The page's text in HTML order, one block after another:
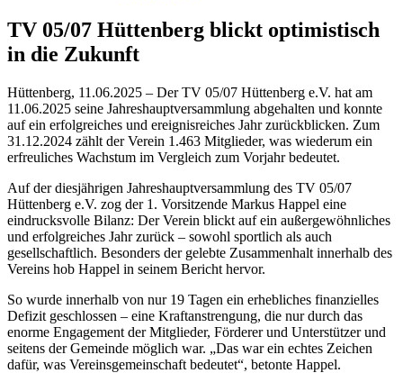
TV 05/07 Hüttenberg blickt optimistisch
in die Zukunft
Hüttenberg, 11.06.2025 – Der TV 05/07 Hüttenberg e.V. hat am
11.06.2025 seine Jahreshauptversammlung abgehalten und konnte
auf ein erfolgreiches und ereignisreiches Jahr zurückblicken. Zum
31.12.2024 zählt der Verein 1.463 Mitglieder, was wiederum ein
erfreuliches Wachstum im Vergleich zum Vorjahr bedeutet.
Auf der diesjährigen Jahreshauptversammlung des TV 05/07
Hüttenberg e.V. zog der 1. Vorsitzende Markus Happel eine
eindrucksvolle Bilanz: Der Verein blickt auf ein außergewöhnliches
und erfolgreiches Jahr zurück – sowohl sportlich als auch
gesellschaftlich. Besonders der gelebte Zusammenhalt innerhalb des
Vereins hob Happel in seinem Bericht hervor.
So wurde innerhalb von nur 19 Tagen ein erhebliches finanzielles
Defizit geschlossen – eine Kraftanstrengung, die nur durch das
enorme Engagement der Mitglieder, Förderer und Unterstützer und
seitens der Gemeinde möglich war. „Das war ein echtes Zeichen
dafür, was Vereinsgemeinschaft bedeutet“, betonte Happel.